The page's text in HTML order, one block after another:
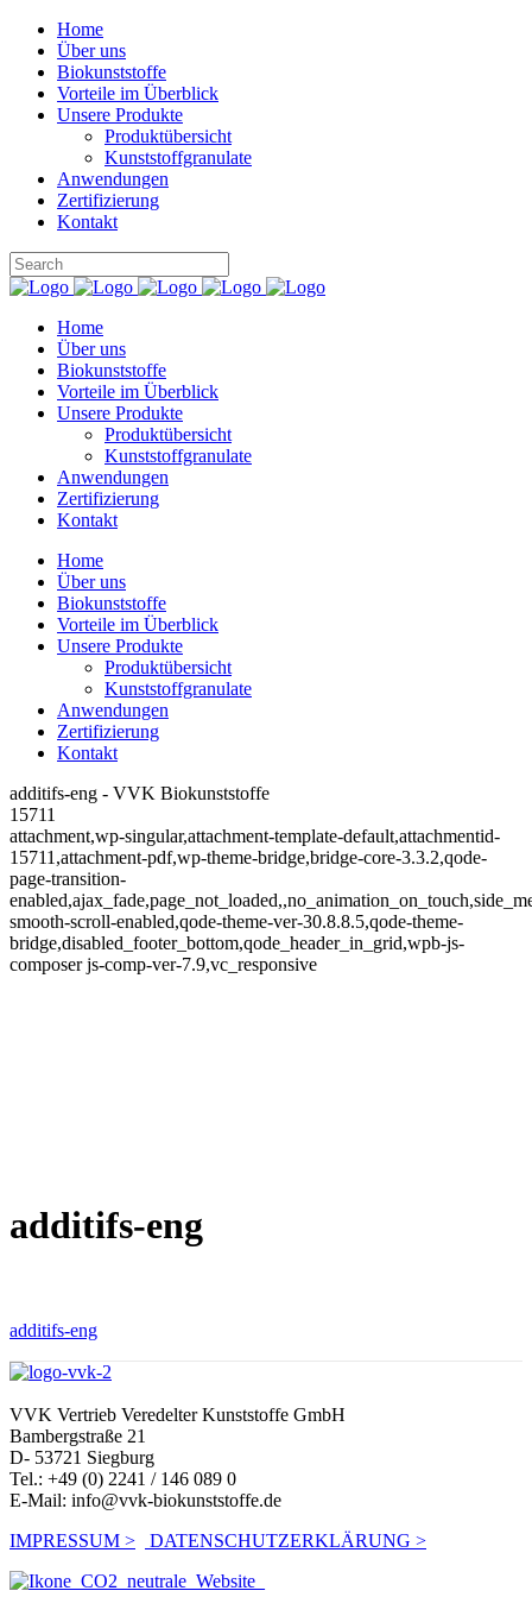
Home
Über uns
Biokunststoffe
Vorteile im Überblick
Unsere Produkte
Produktübersicht
Kunststoffgranulate
Anwendungen
Zertifizierung
Kontakt
Home
Über uns
Biokunststoffe
Vorteile im Überblick
Unsere Produkte
Produktübersicht
Kunststoffgranulate
Anwendungen
Zertifizierung
Kontakt
Home
Über uns
Biokunststoffe
Vorteile im Überblick
Unsere Produkte
Produktübersicht
Kunststoffgranulate
Anwendungen
Zertifizierung
Kontakt
additifs-eng - VVK Biokunststoffe
15711
attachment,wp-singular,attachment-template-default,attachmentid-
15711,attachment-pdf,wp-theme-bridge,bridge-core-3.3.2,qode-
page-transition-
smooth-scroll-enabled,qode-theme-ver-30.8.8.5,qode-theme-
bridge,disabled_footer_bottom,qode_header_in_grid,wpb-js-
composer js-comp-ver-7.9,vc_responsive
additifs-eng
additifs-eng
VVK Vertrieb Veredelter Kunststoffe GmbH
Bambergstraße 21
D- 53721 Siegburg
Tel.: +49 (0) 2241 / 146 089 0
E-Mail: info@vvk-biokunststoffe.de
IMPRESSUM >
DATENSCHUTZERKLÄRUNG >